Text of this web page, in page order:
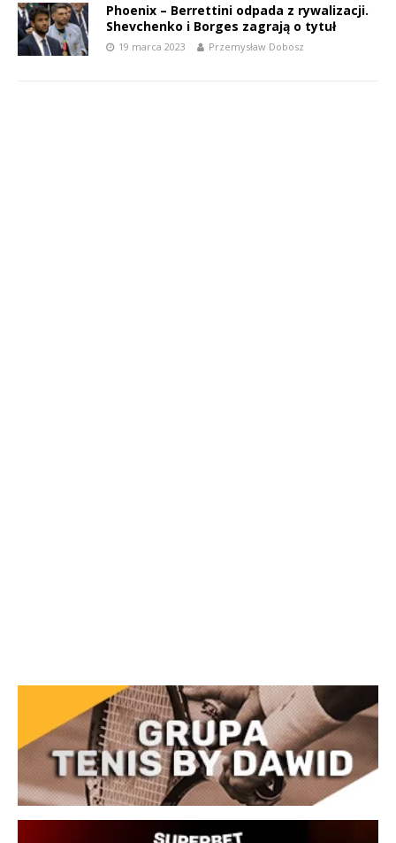
Phoenix – Berrettini odpada z rywalizacji.
Shevchenko i Borges zagrają o tytuł
19 marca 2023 Przemysław Dobosz